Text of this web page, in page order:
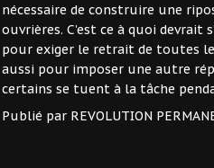
nécessaire de construire une
ouvrières. C’est ce à quoi devrait
pour exiger le retrait de toutes
aussi pour imposer une autre
certains se tuent à la tâche
Publié par REVOLUTION